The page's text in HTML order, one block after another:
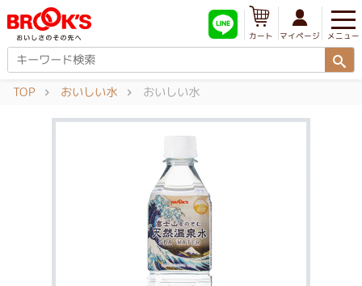
メニュー
マイページ
カート
TOP おいしい水 おいしい水